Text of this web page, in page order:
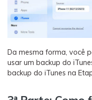
Da mesma forma, você
usar um backup do
backup do iTunes na